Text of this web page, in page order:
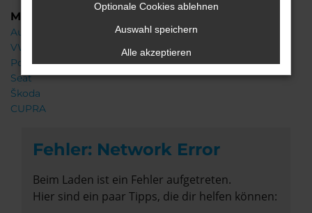
Marken
Audi
VW
Porsche
Seat
Škoda
CUPRA
Fehler: Network Error
Beim Laden ist ein Fehler aufgetreten.
Hier sind ein paar Tipps, die dir helfen können:
Optionale Cookies ablehnen
Auswahl speichern
Alle akzeptieren